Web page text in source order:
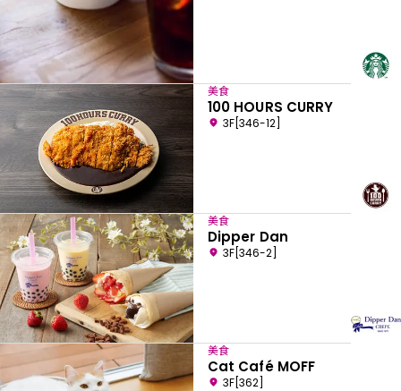
美食
100 HOURS CURRY
3F[346-12]
美食
Dipper Dan
3F[346-2]
美食
Cat Café MOFF
3F[362]